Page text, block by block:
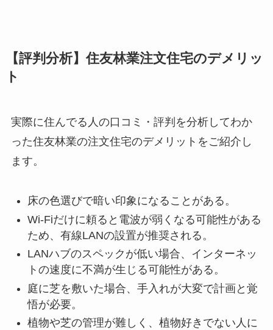
【評判分析】住友林業注文住宅のデメリッ
ト
実際に住んでる人の口コミ・評判を分析してわか
った住友林業の注文住宅のデメリットをご紹介し
ます。
床の色選びで暗い印象になることがある。
Wi-Fiだけに頼ると電波が弱くなる可能性がある
ため、有線LANの設置が推奨される。
LANハブのスペックが低い場合、インターネッ
トの速度に不満が生じる可能性がある。
庭に芝を敷いた場合、手入れが大変で計画と覚
悟が必要。
植物や芝の管理が難しく、植物好きでない人に